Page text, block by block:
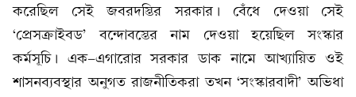
করেছিল সেই জবরদস্তির সরকার। বেঁধে দেওয়া সেই
‘প্রেসক্রাইবড’ বন্দোবস্তের নাম দেওয়া হয়েছিল সংস্কার
কর্মসূচি। এক-এগারোর সরকার ডাক নামে আখ্যায়িত ওই
শাসনব্যবস্থার অনুগত রাজনীতিকরা তখন ‘সংস্কারবাদী’ অভিধা